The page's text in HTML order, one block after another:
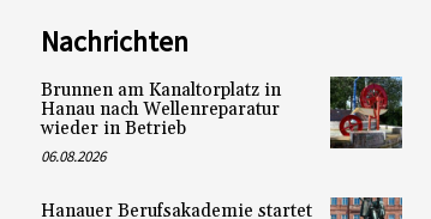
Nachrichten
Brunnen am Kanaltorplatz in
Hanau nach Wellenreparatur
wieder in Betrieb
06.08.2026
Hanauer Berufsakademie startet